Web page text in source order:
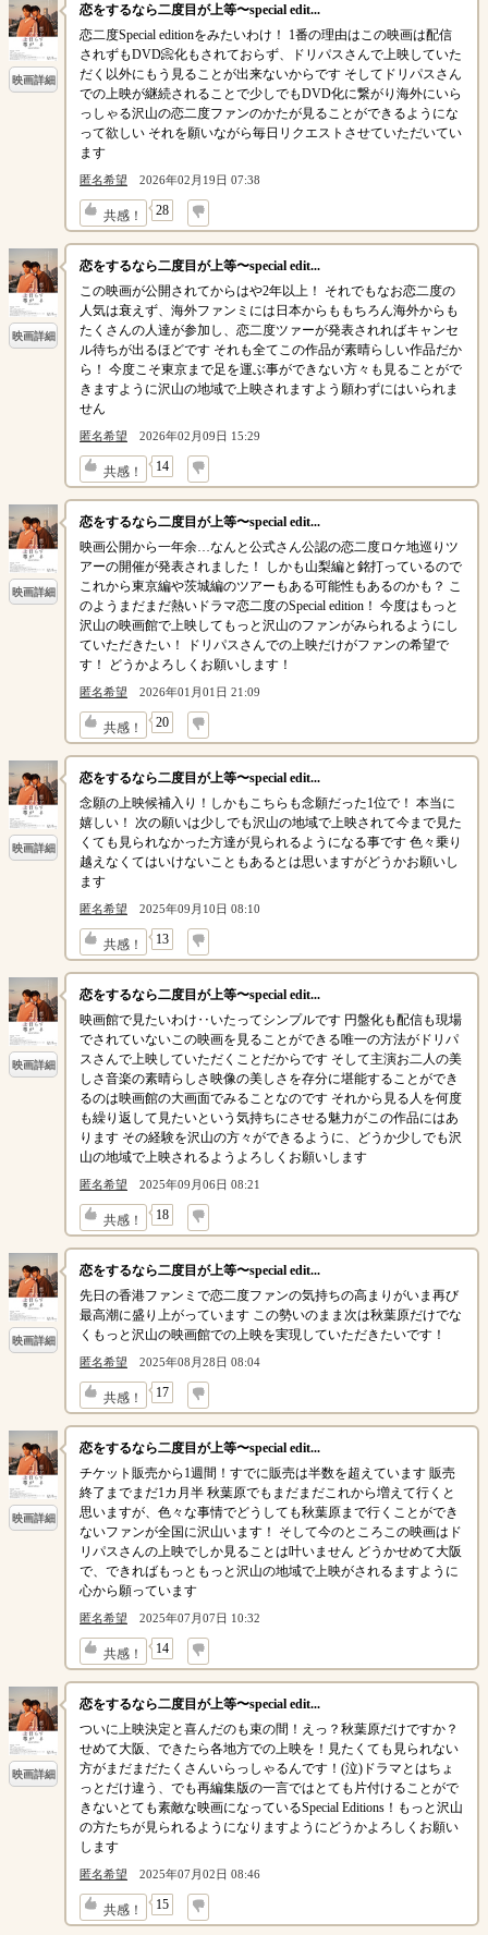
映画詳細
恋をするなら二度目が上等〜special edit...
恋二度Special editionをみたいわけ！ 1番の理由はこの映画は配信
されずもDVD📀化もされておらず、ドリパスさんで上映していた
だく以外にもう見ることが出来ないからです そしてドリパスさん
での上映が継続されることで少しでもDVD化に繋がり海外にいら
っしゃる沢山の恋二度ファンのかたが見ることができるようにな
って欲しい それを願いながら毎日リクエストさせていただいてい
ます
匿名希望 2026年02月19日 07:38
共感！ 28
↓
映画詳細
恋をするなら二度目が上等〜special edit...
この映画が公開されてからはや2年以上！ それでもなお恋二度の
人気は衰えず、海外ファンミには日本からももちろん海外からも
たくさんの人達が参加し、恋二度ツァーが発表されればキャンセ
ル待ちが出るほどです それも全てこの作品が素晴らしい作品だか
ら！ 今度こそ東京まで足を運ぶ事ができない方々も見ることがで
きますように沢山の地域で上映されますよう願わずにはいられま
せん
匿名希望 2026年02月09日 15:29
共感！ 14
↓
映画詳細
恋をするなら二度目が上等〜special edit...
映画公開から一年余…なんと公式さん公認の恋二度ロケ地巡りツ
アーの開催が発表されました！ しかも山梨編と銘打っているので
これから東京編や茨城編のツアーもある可能性もあるのかも？ こ
のようまだまだ熱いドラマ恋二度のSpecial edition！ 今度はもっと
沢山の映画館で上映してもっと沢山のファンがみられるようにし
ていただきたい！ ドリパスさんでの上映だけがファンの希望で
す！ どうかよろしくお願いします！
匿名希望 2026年01月01日 21:09
共感！ 20
↓
映画詳細
恋をするなら二度目が上等〜special edit...
念願の上映候補入り！しかもこちらも念願だった1位で！ 本当に
嬉しい！ 次の願いは少しでも沢山の地域で上映されて今まで見た
くても見られなかった方達が見られるようになる事です 色々乗り
越えなくてはいけないこともあるとは思いますがどうかお願いし
ます
匿名希望 2025年09月10日 08:10
共感！ 13
↓
映画詳細
恋をするなら二度目が上等〜special edit...
映画館で見たいわけ‥いたってシンプルです 円盤化も配信も現場
でされていないこの映画を見ることができる唯一の方法がドリパ
スさんで上映していただくことだからです そして主演お二人の美
しさ音楽の素晴らしさ映像の美しさを存分に堪能することができ
るのは映画館の大画面でみることなのです それから見る人を何度
も繰り返して見たいという気持ちにさせる魅力がこの作品にはあ
ります その経験を沢山の方々ができるように、どうか少しでも沢
山の地域で上映されるようよろしくお願いします
匿名希望 2025年09月06日 08:21
共感！ 18
↓
映画詳細
恋をするなら二度目が上等〜special edit...
先日の香港ファンミで恋二度ファンの気持ちの高まりがいま再び
最高潮に盛り上がっています この勢いのまま次は秋葉原だけでな
くもっと沢山の映画館での上映を実現していただきたいです！
匿名希望 2025年08月28日 08:04
共感！ 17
↓
映画詳細
恋をするなら二度目が上等〜special edit...
チケット販売から1週間！すでに販売は半数を超えています 販売
終了までまだ1カ月半 秋葉原でもまだまだこれから増えて行くと
思いますが、色々な事情でどうしても秋葉原まで行くことができ
ないファンが全国に沢山います！ そして今のところこの映画はド
リパスさんの上映でしか見ることは叶いません どうかせめて大阪
で、できればもっともっと沢山の地域で上映がされるますように
心から願っています
匿名希望 2025年07月07日 10:32
共感！ 14
↓
映画詳細
恋をするなら二度目が上等〜special edit...
ついに上映決定と喜んだのも束の間！えっ？秋葉原だけですか？
せめて大阪、できたら各地方での上映を！見たくても見られない
方がまだまだたくさんいらっしゃるんです！(泣)ドラマとはちょ
っとだけ違う、でも再編集版の一言ではとても片付けることがで
きないとても素敵な映画になっているSpecial Editions！もっと沢山
の方たちが見られるようになりますようにどうかよろしくお願い
します
匿名希望 2025年07月02日 08:46
共感！ 15
↓